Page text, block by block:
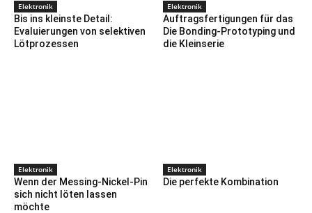
Elektronik
Bis ins kleinste Detail:
Evaluierungen von selektiven
Lötprozessen
Elektronik
Auftragsfertigungen für das
Die Bonding-Prototyping und
die Kleinserie
Elektronik
Wenn der Messing-Nickel-Pin
sich nicht löten lassen
möchte
Elektronik
Die perfekte Kombination